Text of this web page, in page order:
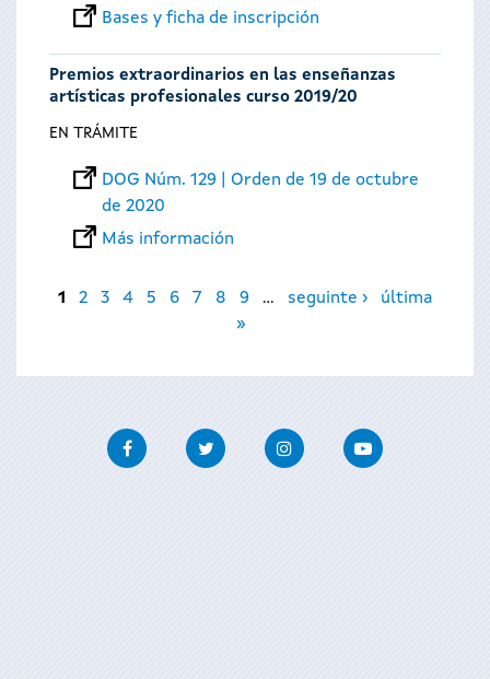
Bases y ficha de inscripción
Premios extraordinarios en las enseñanzas
artísticas profesionales curso 2019/20
EN TRÁMITE
DOG Núm. 129 | Orden de 19 de octubre
de 2020
Más información
Páginas
1 2 3 4 5 6 7 8 9 … seguinte ›
última
»
FacebookTwitter InstagramYoutube